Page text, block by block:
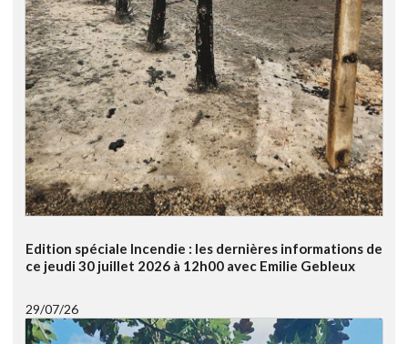
Edition spéciale Incendie : les dernières informations de
ce jeudi 30 juillet 2026 à 12h00 avec Emilie Gebleux
29/07/26